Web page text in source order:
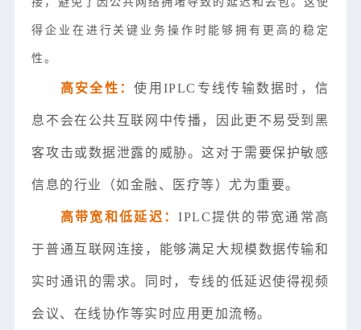
得企业在进行关键业务操作时能够拥有更高的稳定
性。
高安全性：使用IPLC专线传输数据时，信
息不会在公共互联网中传播，因此更不易受到黑
客攻击或数据泄露的威胁。这对于需要保护敏感
信息的行业（如金融、医疗等）尤为重要。
高带宽和低延迟：IPLC提供的带宽通常高
于普通互联网连接，能够满足大规模数据传输和
实时通讯的需求。同时，专线的低延迟使得视频
会议、在线协作等实时应用更加流畅。